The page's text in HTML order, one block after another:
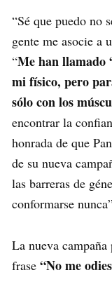
“Sé que puedo no
gente me asocie a
“Me han llamado
mi físico, pero
sólo con los
encontrar la
honrada de que
de su nueva
las barreras de
conformarse
La nueva
frase “No me